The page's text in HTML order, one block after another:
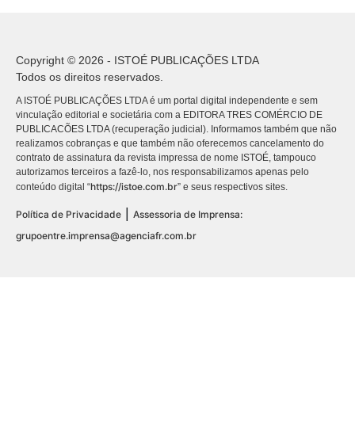
Copyright © 2026 - ISTOÉ PUBLICAÇÕES LTDA
Todos os direitos reservados.
A ISTOÉ PUBLICAÇÕES LTDA é um portal digital independente e sem
vinculação editorial e societária com a EDITORA TRES COMÉRCIO DE
PUBLICACÕES LTDA (recuperação judicial). Informamos também que não
realizamos cobranças e que também não oferecemos cancelamento do
contrato de assinatura da revista impressa de nome ISTOÉ, tampouco
autorizamos terceiros a fazê-lo, nos responsabilizamos apenas pelo
conteúdo digital “https://istoe.com.br” e seus respectivos sites.
Política de Privacidade
Assessoria de Imprensa:
grupoentre.imprensa@agenciafr.com.br